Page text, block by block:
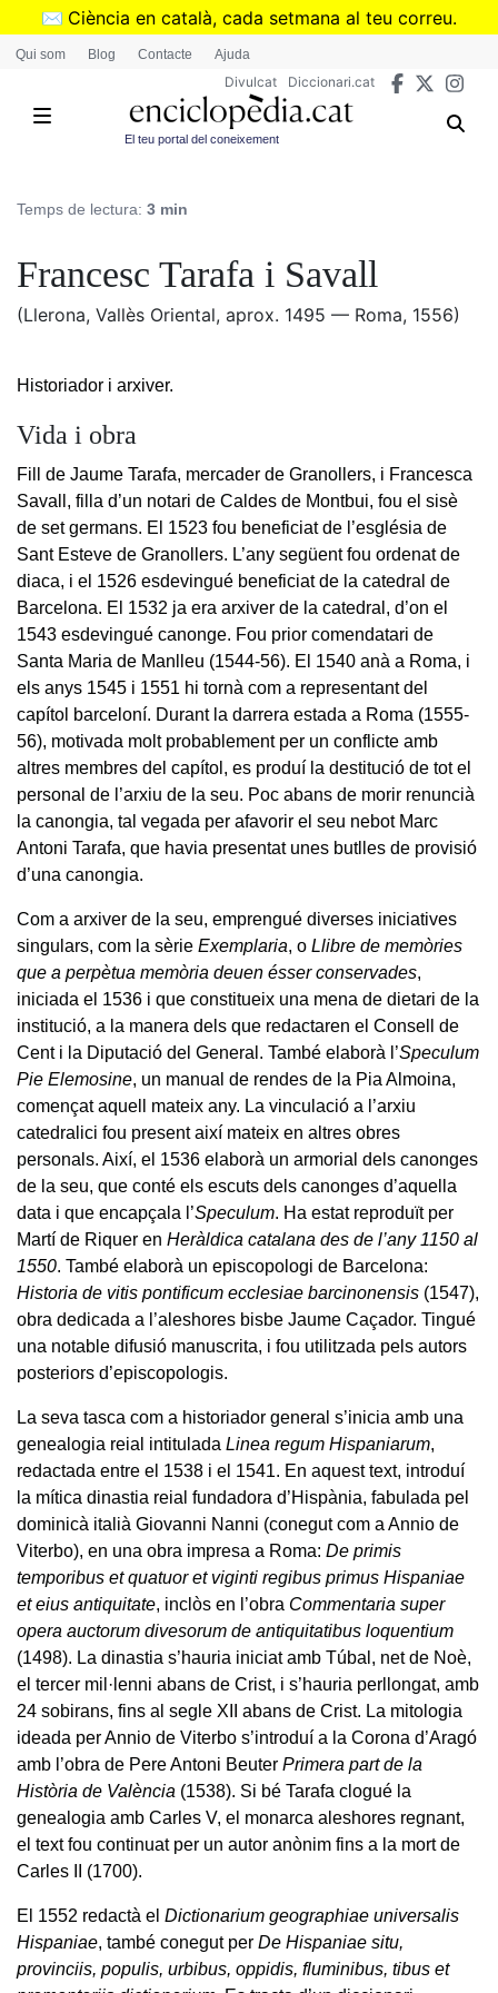
Vés
✉️ Ciència en català, cada setmana al teu correu.
➜Subscriu-te al butlletí de Divulcat
Qui som Blog Contacte Ajuda
Divulcat Diccionari.cat
El teu portal del coneixement
Temps de lectura: 3 min
Francesc Tarafa i Savall
(Llerona, Vallès Oriental, aprox. 1495 — Roma, 1556)
Historiador i arxiver.
Vida i obra
Fill de Jaume Tarafa, mercader de Granollers, i Francesca
Savall, filla d’un notari de Caldes de Montbui, fou el sisè
de set germans. El 1523 fou beneficiat de l’església de
Sant Esteve de Granollers. L’any següent fou ordenat de
diaca, i el 1526 esdevingué beneficiat de la catedral de
Barcelona. El 1532 ja era arxiver de la catedral, d’on el
1543 esdevingué canonge. Fou prior comendatari de
Santa Maria de Manlleu (1544-56). El 1540 anà a Roma, i
els anys 1545 i 1551 hi tornà com a representant del
capítol barceloní. Durant la darrera estada a Roma (1555-
56), motivada molt probablement per un conflicte amb
altres membres del capítol, es produí la destitució de tot el
personal de l’arxiu de la seu. Poc abans de morir renuncià
la canongia, tal vegada per afavorir el seu nebot Marc
Antoni Tarafa, que havia presentat unes butlles de provisió
d’una canongia.
Com a arxiver de la seu, emprengué diverses iniciatives
singulars, com la sèrie Exemplaria, o Llibre de memòries
que a perpètua memòria deuen ésser conservades,
iniciada el 1536 i que constitueix una mena de dietari de la
institució, a la manera dels que redactaren el Consell de
Cent i la Diputació del General. També elaborà l’Speculum
Pie Elemosine, un manual de rendes de la Pia Almoina,
començat aquell mateix any. La vinculació a l’arxiu
catedralici fou present així mateix en altres obres
personals. Així, el 1536 elaborà un armorial dels canonges
de la seu, que conté els escuts dels canonges d’aquella
data i que encapçala l’Speculum. Ha estat reproduït per
Martí de Riquer en Heràldica catalana des de l’any 1150 al
1550. També elaborà un episcopologi de Barcelona:
Historia de vitis pontificum ecclesiae barcinonensis (1547),
obra dedicada a l’aleshores bisbe Jaume Caçador. Tingué
una notable difusió manuscrita, i fou utilitzada pels autors
posteriors d’episcopologis.
La seva tasca com a historiador general s’inicia amb una
genealogia reial intitulada Linea regum Hispaniarum,
redactada entre el 1538 i el 1541. En aquest text, introduí
la mítica dinastia reial fundadora d’Hispània, fabulada pel
dominicà italià Giovanni Nanni (conegut com a Annio de
Viterbo), en una obra impresa a Roma: De primis
temporibus et quatuor et viginti regibus primus Hispaniae
et eius antiquitate, inclòs en l’obra Commentaria super
opera auctorum divesorum de antiquitatibus loquentium
(1498). La dinastia s’hauria iniciat amb Túbal, net de Noè,
el tercer mil·lenni abans de Crist, i s’hauria perllongat, amb
24 sobirans, fins al segle XII abans de Crist. La mitologia
ideada per Annio de Viterbo s’introduí a la Corona d’Aragó
amb l’obra de Pere Antoni Beuter Primera part de la
Història de València (1538). Si bé Tarafa clogué la
genealogia amb Carles V, el monarca aleshores regnant,
el text fou continuat per un autor anònim fins a la mort de
Carles II (1700).
El 1552 redactà el Dictionarium geographiae universalis
Hispaniae, també conegut per De Hispaniae situ,
provinciis, populis, urbibus, oppidis, fluminibus, tibus et